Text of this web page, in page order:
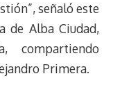
señaló este
de Alba Ciudad,
compartiendo
Primera.